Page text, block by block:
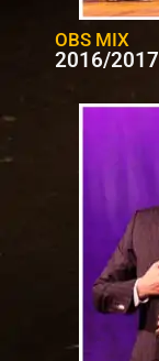
OBS MIX
2016/2017